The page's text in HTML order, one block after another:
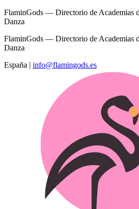
FlaminGods — Directorio de Academias
Danza
FlaminGods — Directorio de Academias
Danza
España | info@flamingods.es